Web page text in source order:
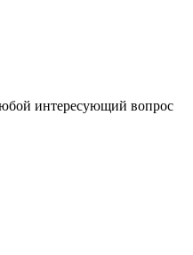
интересующий вопрос